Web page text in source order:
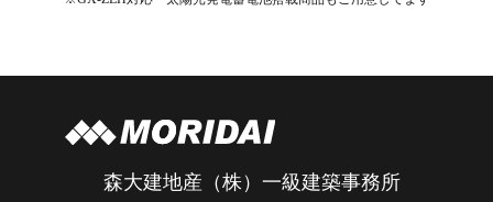
森大建地産（株）一級建築事務所